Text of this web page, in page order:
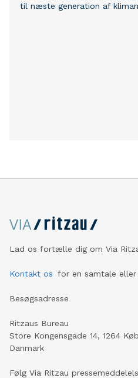
til næste generation af
Lad os fortælle dig om Via
Kontakt os for en samtale
Besøgsadresse
Ritzaus Bureau
Store Kongensgade 14, 1264
Danmark
Følg Via Ritzau